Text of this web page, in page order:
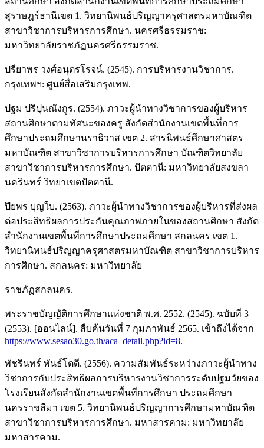
สุราษฎร์ธานีเขต 1. วิทยานิพนธ์ปริญญาครุศาสตรมหาบัณฑิต
สาขาวิชาการบริหารการศึกษา. นครศรีธรรมราช:
มหาวิทยาลัยราชภัฏนครศรีธรรมราช.
ปรียาพร วงศ์อนุตรโรจน์. (2545). การบริหารงานวิชาการ.
กรุงเทพฯ: ศูนย์สื่อเสริมกรุงเทพ.
ปฐม ปริปุนณังกูร. (2554). ภาวะผู้นำทางวิชาการของผู้บริหาร
สถานศึกษาตามทัศนะของครู สังกัดสำนักงานเขตพื้นที่การ
ศึกษาประถมศึกษานราธิวาส เขต 2. สารนิพนธ์ศึกษาศาสตร
มหาบัณฑิต สาขาวิชาการบริหารการศึกษา บัณฑิตวิทยาลัย
สาขาวิชาการบริหารการศึกษา. ปัตตานี: มหาวิทยาลัยสงขลา
นครินทร์ วิทยาเขตปัตตานี.
ปิยพร บุญใบ. (2563). ภาวะผู้นำทางวิชาการของผู้บริหารที่ส่งผล
ต่อประสิทธิผลการประกันคุณภาพภายในของสถานศึกษา สังกัด
สำนักงานเขตพื้นที่การศึกษาประถมศึกษา สกลนคร เขต 1.
วิทยานิพนธ์ปริญญาครุศาสตรมหาบัณฑิต สาขาวิชาการบริหาร
การศึกษา. สกลนคร: มหาวิทยาลัย
ราชภัฏสกลนคร.
พระราชบัญญัติการศึกษาแห่งชาติ พ.ศ. 2552. (2545). ฉบับที่ 3
(2553). [ออนไลน์]. สืบค้นวันที่ 7 กุมภาพันธ์ 2565. เข้าถึงได้จาก
https://www.sesao30.go.th/aca_detail.php?id=8.
พัชรินทร์ พันธ์โตดี. (2556). ความสัมพันธ์ระหว่างภาวะผู้นำทาง
วิชาการกับประสิทธิผลการบริหารงานวิชาการระดับปฐมวัยของ
โรงเรียนสังกัดสำนักงานเขตพื้นที่การศึกษา ประถมศึกษา
นครราชสีมา เขต 5. วิทยานิพนธ์ปริญญาการศึกษามหาบัณฑิต
สาขาวิชาการบริหารการศึกษา. มหาสารคาม: มหาวิทยาลัย
มหาสารคาม.